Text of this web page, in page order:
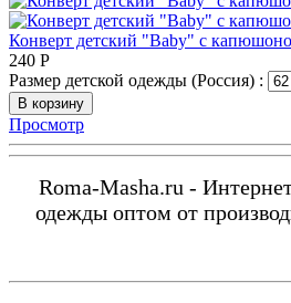
Конверт детский "Baby" с
240 Р
Размер детской одежды (Россия) :
В корзину
Просмотр
Roma-Masha.ru -
одежды оптом от